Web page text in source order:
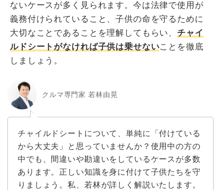
ないケースが多く見られます。今は法律で使用が
義務付けられていること、子供の命を守るために
大切なことであることを理解してもらい、チャイ
ルドシートがなければ子供は乗せないことを徹底
しましょう。
クルマ専門家 若林由晃
チャイルドシートについて、単純に「付けている
から大丈夫」と思っていませんか？使用中の方の
中でも、間違いや勘違いをしているケースが多数
あります。正しい知識を身に付けて子供たちを守
りましょう。私、若林が詳しく解説いたします。